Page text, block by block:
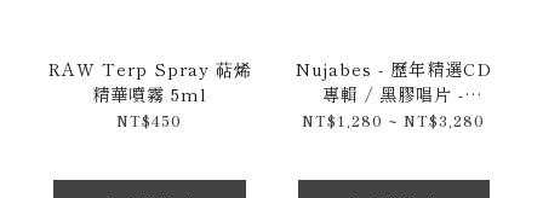
RAW Terp Spray 萜烯
精華噴霧 5ml
NT$450
Nujabes - 歷年精選CD
專輯 / 黑膠唱片 -
Luv(sic) Hexalogy &
NT$1,280 ~ NT$3,280